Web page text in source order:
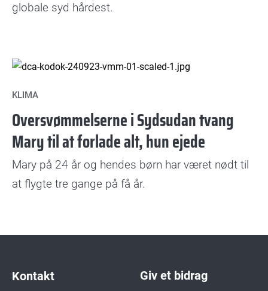
globale syd hårdest.
KLIMA
Oversvømmelserne i Sydsudan tvang
Mary til at forlade alt, hun ejede
Mary på 24 år og hendes børn har været nødt til
at flygte tre gange på få år.
Kontakt Giv et bidrag